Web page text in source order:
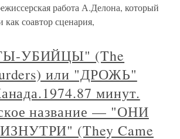
работа А.Делона, который
как соавтор сценария,
УБИЙЦЫ" (The
или "ДРОЖЬ"
минут.
название — "ОНИ
(They Came